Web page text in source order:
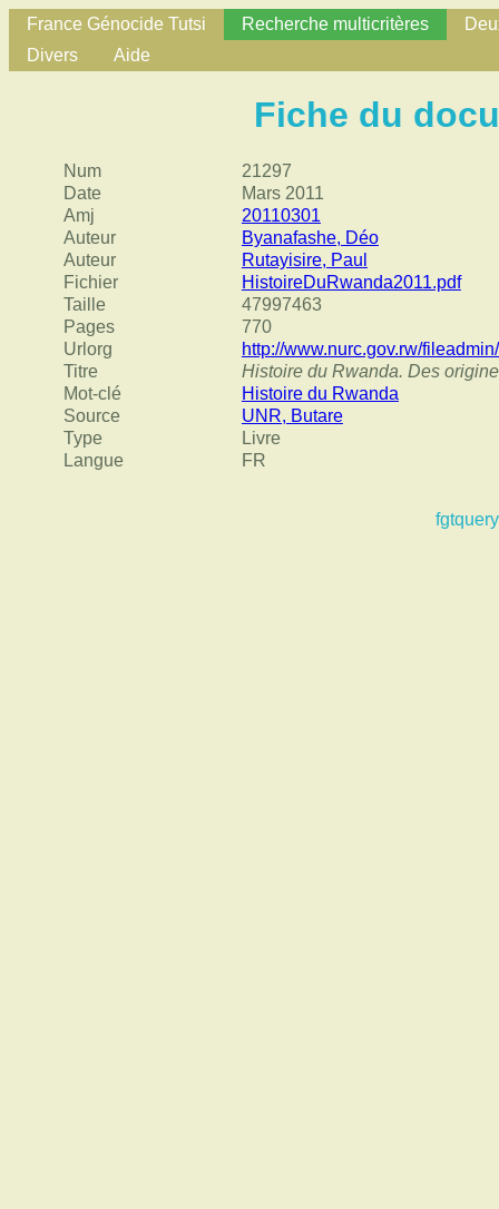
France Génocide Tutsi Recherche multicritères
Divers
Aide
Fiche du
Num
21297
Date
Mars 2011
Amj
20110301
Auteur
Byanafashe, Déo
Auteur
Rutayisire, Paul
Fichier
HistoireDuRwanda2011.pdf
Taille
47997463
Pages
770
Urlorg
http://www.nurc.gov.rw/
Titre
Histoire du Rwanda. Des
Mot-clé
Histoire du Rwanda
Source
UNR, Butare
Type
Livre
Langue
FR